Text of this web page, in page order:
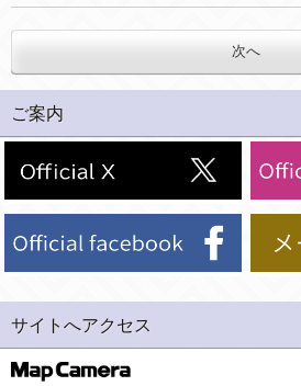
(2)法令等により開示を求められた場合。
５．ご本人が容易に知覚できない方法によ
ご案内
サイトへアクセス